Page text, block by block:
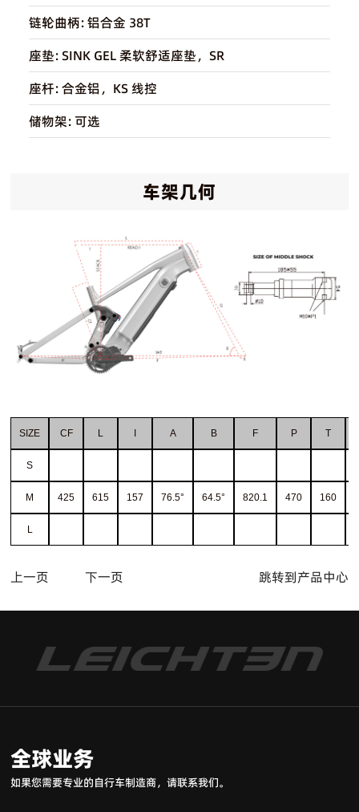
链轮曲柄:铝合金 38T
座垫:SINK GEL 柔软舒适座垫，SR
座杆:合金铝，KS 线控
储物架: 可选
车架几何
SIZE CF L A B F P T
S
M 425 615 157 76.5° 64.5° 820.1 470 160
L
上一页 下一页 跳转到产品中心
全球业务
如果您需要专业的自行车制造商，请联系我们。